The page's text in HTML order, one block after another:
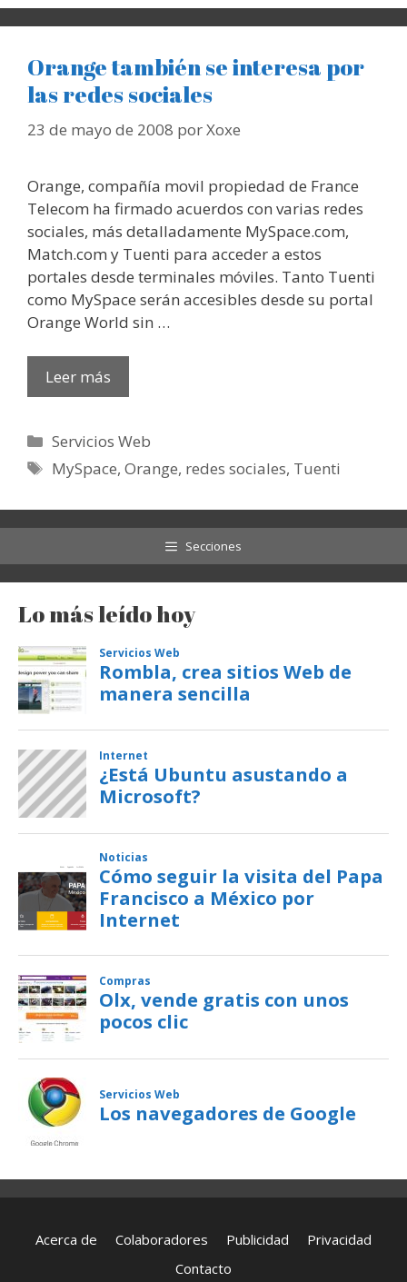
Orange también se interesa por
las redes sociales
23 de mayo de 2008 porXoxe
Orange, compañía movil propiedad de France
Telecom ha firmado acuerdos con varias redes
sociales, más detalladamente MySpace.com,
Match.com y Tuenti para acceder a estos
portales desde terminales móviles. Tanto Tuenti
como MySpace serán accesibles desde su portal
Orange World sin …
Leer más
Categorías
Servicios Web
Etiquetas
MySpace,Orange, redes sociales, Tuenti
Secciones
Lo más leído hoy
Acerca de Colaboradores Publicidad
Privacidad
Contacto